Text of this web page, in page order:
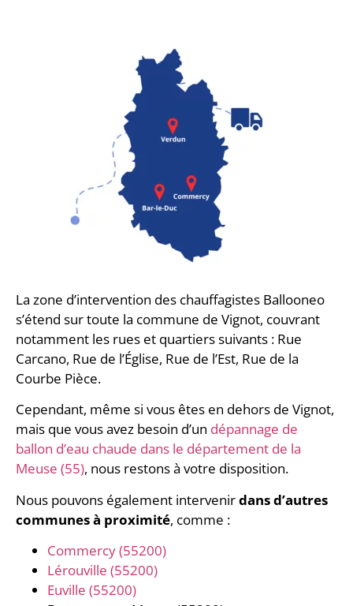
La zone d’intervention des chauffagistes Ballooneo
s’étend sur toute la commune de Vignot, couvrant
notamment les rues et quartiers suivants : Rue
Carcano, Rue de l’Église, Rue de l’Est, Rue de la
Courbe Pièce.
Cependant, même si vous êtes en dehors de Vignot,
mais que vous avez besoin d’un dépannage de
ballon d’eau chaude dans le département de la
Meuse (55), nous restons à votre disposition.
Nous pouvons également intervenirdans d’autres
communes à proximité, comme :
Commercy (55200)
Lérouville (55200)
Euville (55200)